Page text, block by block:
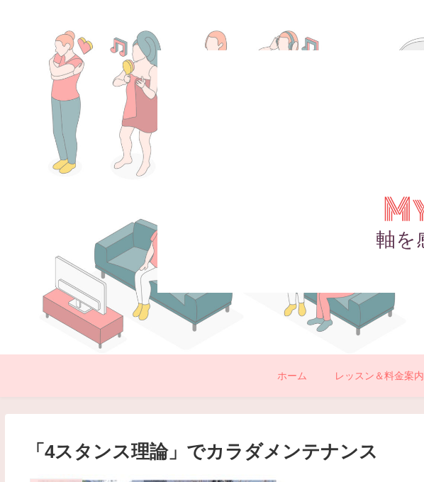
ホーム レッスン＆料金案内
「4スタンス理論」でカラダメンテナンス